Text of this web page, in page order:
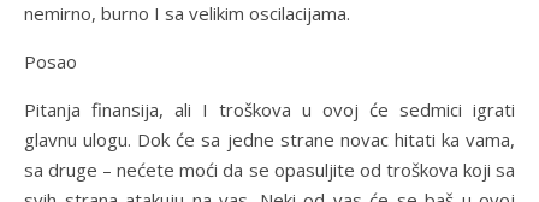
nemirno, burno I sa velikim oscilacijama.
Posao
Pitanja finansija, ali I troškova u ovoj će sedmici igrati
glavnu ulogu. Dok će sa jedne strane novac hitati ka vama,
sa druge – nećete moći da se opasuljite od troškova koji sa